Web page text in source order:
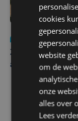
Update
Zwaar ongeval op
afgesloten
cookies
website
om de
onze
alles over
Lees